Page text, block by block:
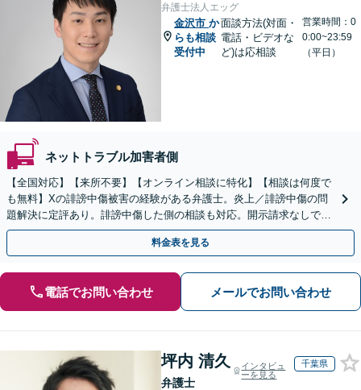
弁護士法人エッグ
金沢市 か
らも相談
受付中
面談方法(対面・
電話・ビデオな
ど)は応相談
営業時間：0
0:00~23:59
（平日）
ネットトラブル加害者側
【全国対応】【来所不要】【オンライン相談に特化】【相談は何度で
も無料】Xの誹謗中傷被害の経験がある弁護士。炎上／誹謗中傷の問
題解決に定評あり。誹謗中傷した側の相談も対応。開示請求なしで本
人の特定ができる場合もあり。
料金表を見る
電話でお問い合わせ メールでお問い合わせ
坪内 清久
弁護士
インタビュ
ーを見る
千葉県